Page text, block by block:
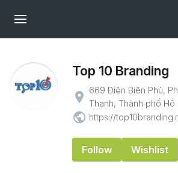
Top 10 Branding
place 669 Điện Biên Phủ,
Thạnh, Thành phố Hồ
public https://
Follow Wishlist